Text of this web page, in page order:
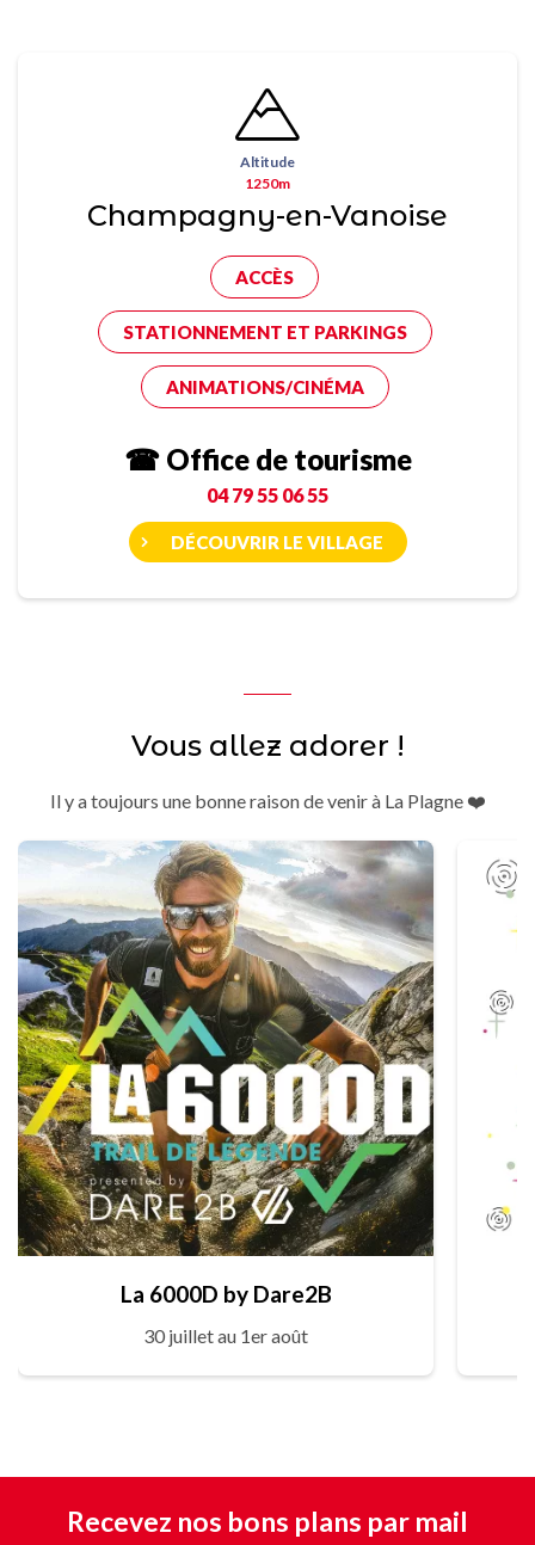
Altitude
1250m
Champagny-en-Vanoise
ACCÈS
STATIONNEMENT ET PARKINGS
ANIMATIONS/CINÉMA
☎ Office de tourisme
04 79 55 06 55
DÉCOUVRIR LE VILLAGE
Vous allez adorer !
Il y a toujours une bonne raison de venir à La Plagne ❤️
La 6000D by Dare2B
30 juillet au 1er août
Recevez nos bons plans par mail